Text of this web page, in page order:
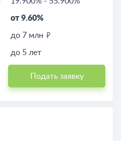
от 9.60%
до 7 млн
до 5 лет
Подать заявку